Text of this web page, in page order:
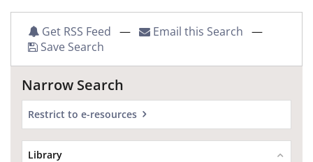
Get RSS Feed — Email this Search —
Save Search
Narrow Search
Restrict to e-resources
Library